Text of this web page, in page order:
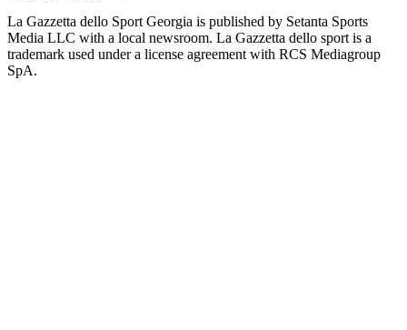
La Gazzetta dello Sport Georgia is published by Setanta Sports
Media LLC with a local newsroom. La Gazzetta dello sport is a
trademark used under a license agreement with RCS Mediagroup
SpA.